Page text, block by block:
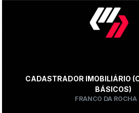
CADASTRADOR IMOBILIÁRIO
BÁSICOS)
FRANCO DA ROCHA